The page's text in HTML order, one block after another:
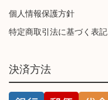
個人情報保護方針
特定商取引法に基づく表記
決済方法